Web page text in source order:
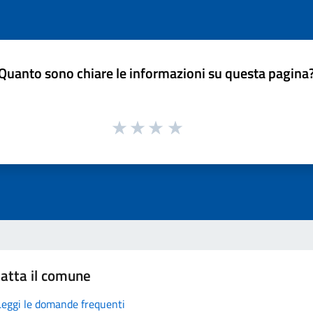
sono chiare le informazioni su questa
il comune
le domande frequenti